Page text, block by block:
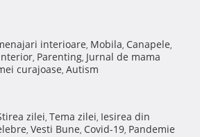
interioare, Mobila, Canapele,
, Parenting, Jurnal de mama
curajoase, Autism
zilei, Tema zilei, Iesirea din
, Vesti Bune, Covid-19, Pandemie